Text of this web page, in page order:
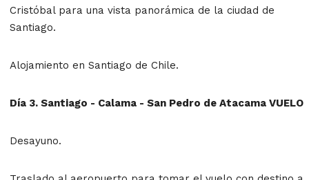
Cristóbal para una vista panorámica de la ciudad de
Santiago.
Alojamiento en Santiago de Chile.
Día 3. Santiago - Calama - San Pedro de Atacama VUELO
Desayuno.